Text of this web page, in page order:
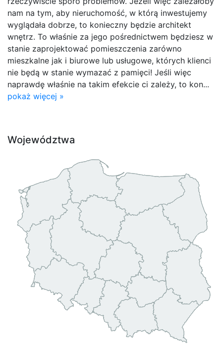
nam na tym, aby nieruchomość, w którą inwestujemy
wyglądała dobrze, to konieczny będzie architekt
wnętrz. To właśnie za jego pośrednictwem będziesz w
stanie zaprojektować pomieszczenia zarówno
mieszkalne jak i biurowe lub usługowe, których klienci
nie będą w stanie wymazać z pamięci! Jeśli więc
naprawdę właśnie na takim efekcie ci zależy, to kon...
pokaż więcej »
Województwa